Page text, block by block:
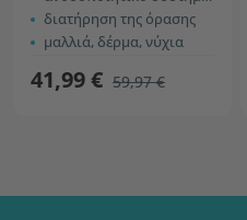
διατήρηση της όρασης
μαλλιά, δέρμα, νύχια
41,99 € 59,97 €